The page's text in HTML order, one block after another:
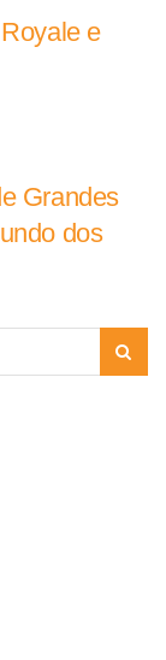
e
Grandes
dos